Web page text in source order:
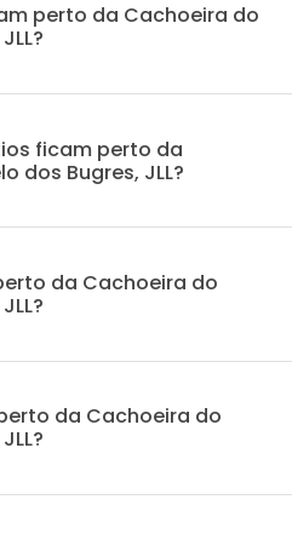
perto da Cachoeira do
ficam perto da
dos Bugres, JLL?
da Cachoeira do
da Cachoeira do